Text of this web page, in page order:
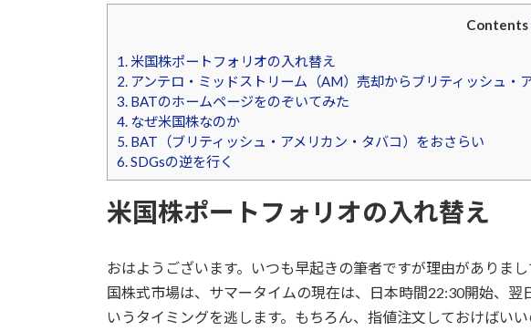
Contents
1.米国株ポートフォリオの入れ替え
2. アンテロ・ミッドストリーム（AM）売却からブリティッシュ・
3. BATのホームページをのぞいてみた
4. なぜ米国株なのか
5. BAT（ブリティッシュ・アメリカン・タバコ）をおさらい
6.SDGsの逆を行く
米国株ポートフォリオの入れ替え
おはようございます。いつも早起きの筆者ですが理由がありま
国株式市場は、サマータイムの現在は、日本時間22:30開始、
いうタイミングを逃します。もちろん、指値注文しておけばい